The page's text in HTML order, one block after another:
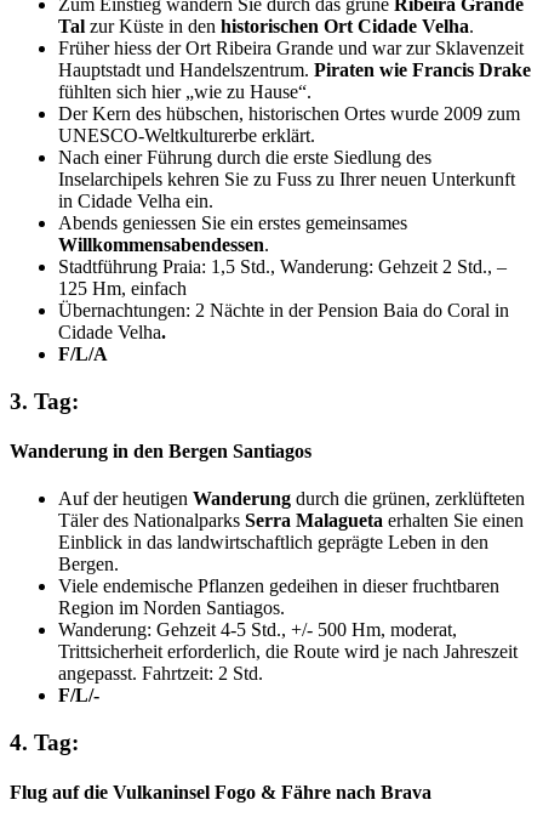
Zum Einstieg wandern Sie durch das grüne Ribeira Grande
Tal zur Küste in den historischen Ort Cidade Velha.
Früher hiess der Ort Ribeira Grande und war zur Sklavenzeit
Hauptstadt und Handelszentrum. Piraten wie Francis Drake
fühlten sich hier „wie zu Hause“.
Der Kern des hübschen, historischen Ortes wurde 2009 zum
UNESCO-Weltkulturerbe erklärt.
Nach einer Führung durch die erste Siedlung des
Inselarchipels kehren Sie zu Fuss zu Ihrer neuen Unterkunft
in Cidade Velha ein.
Abends geniessen Sie ein erstes gemeinsames
Willkommensabendessen.
Stadtführung Praia: 1,5 Std., Wanderung: Gehzeit 2 Std., –
125 Hm, einfach
Übernachtungen: 2 Nächte in der Pension Baia do Coral in
Cidade Velha.
F/L/A
3. Tag:
Wanderung in den Bergen Santiagos
Auf der heutigen Wanderung durch die grünen, zerklüfteten
Täler des Nationalparks Serra Malagueta erhalten Sie einen
Einblick in das landwirtschaftlich geprägte Leben in den
Bergen.
Viele endemische Pflanzen gedeihen in dieser fruchtbaren
Region im Norden Santiagos.
Wanderung: Gehzeit 4-5 Std., +/- 500 Hm, moderat,
Trittsicherheit erforderlich, die Route wird je nach Jahreszeit
angepasst. Fahrtzeit: 2 Std.
F/L/-
4. Tag:
Flug auf die Vulkaninsel Fogo & Fähre nach Brava